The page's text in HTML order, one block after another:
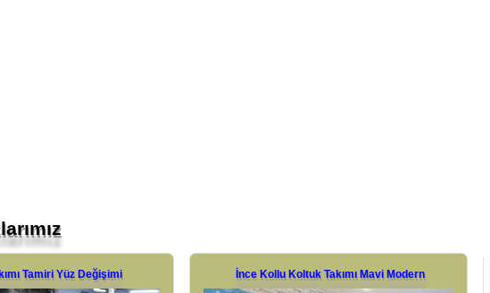
Takımı Mavi Modern
Sude Koltuk Takımını Müşterimiz İçin Özel Ölçü